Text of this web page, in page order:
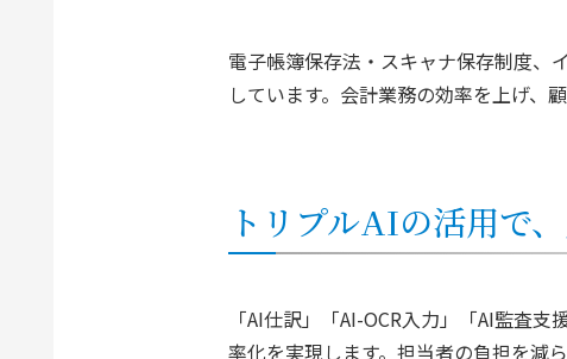
電子帳簿保存法・スキャナ保存制度、
しています。会計業務の効率を上げ、
トリプルAIの活用で
「AI仕訳」「AI-OCR入力」「AI監査
率化を実現します。担当者の負担を減